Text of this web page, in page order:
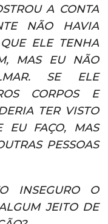
A CONTA
NÃO HAVIA
ELE TENHA
MAS EU NÃO
SE ELE
CORPOS E
TER VISTO
EU FAÇO, MAS
PESSOAS
INSEGURO O
JEITO DE